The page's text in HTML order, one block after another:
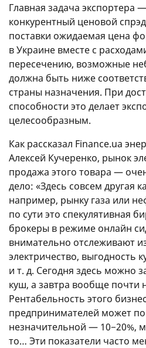
Главная задача экспортера
конкурентный ценовой
поставки ожидаемая цена
в Украине вместе с
пересечению, возможные
должна быть ниже
страны назначения. При
способности это делает
целесообразным.
Как рассказал Finance.ua
Алексей Кучеренко, рынок
продажа этого товара —
дело: «Здесь совсем другая
например, рынку газа или
по сути это спекулятивная
брокеры в режиме онлайн
внимательно отслеживают
электричество, выгодность
и т. д. Сегодня здесь можно
куш, а завтра вообще почти
Рентабельность этого
предпринимателей может
незначительной — 10−20%,
то… Эти показатели часто